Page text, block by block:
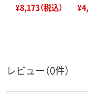
¥8,173（税込）
レビュー（0件）